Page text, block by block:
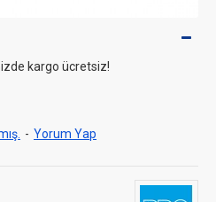
kargo ücretsiz!
- Yorum Yap